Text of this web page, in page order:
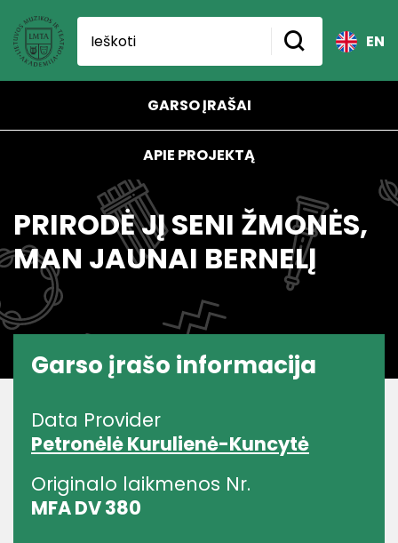
EN
GARSO ĮRAŠAI
APIE PROJEKTĄ
PRIRODĖ JĮ SENI ŽMONĖS,
MAN JAUNAI BERNELĮ
Garso įrašo informacija
Data Provider
Petronėlė Kurulienė-Kuncytė
Originalo laikmenos Nr.
MFA DV 380